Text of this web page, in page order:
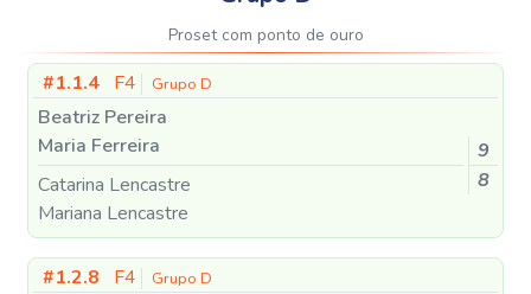
Proset com ponto de ouro
#1.1.4 F4 Grupo D
Beatriz Pereira
Maria Ferreira
Catarina Lencastre
Mariana Lencastre
9
8
#1.2.8 F4 Grupo D